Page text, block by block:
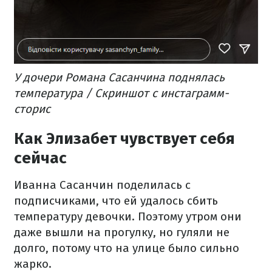
У дочери Романа Сасанчина поднялась
температура / Скриншот с инстаграмм-
сторис
Как Элизабет чувствует себя
сейчас
Иванна Сасанчин поделилась с
подписчиками, что ей удалось сбить
температуру девочки. Поэтому утром они
даже вышли на прогулку, но гуляли не
долго, потому что на улице было сильно
жарко.